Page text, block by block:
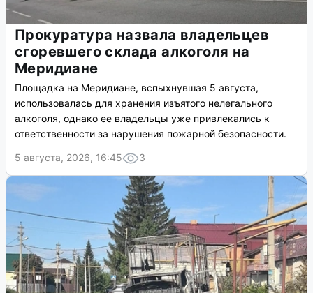
Прокуратура назвала владельцев
сгоревшего склада алкоголя на
Меридиане
Площадка на Меридиане, вспыхнувшая 5 августа,
использовалась для хранения изъятого нелегального
алкоголя, однако ее владельцы уже привлекались к
ответственности за нарушения пожарной безопасности.
5 августа, 2026, 16:45
3